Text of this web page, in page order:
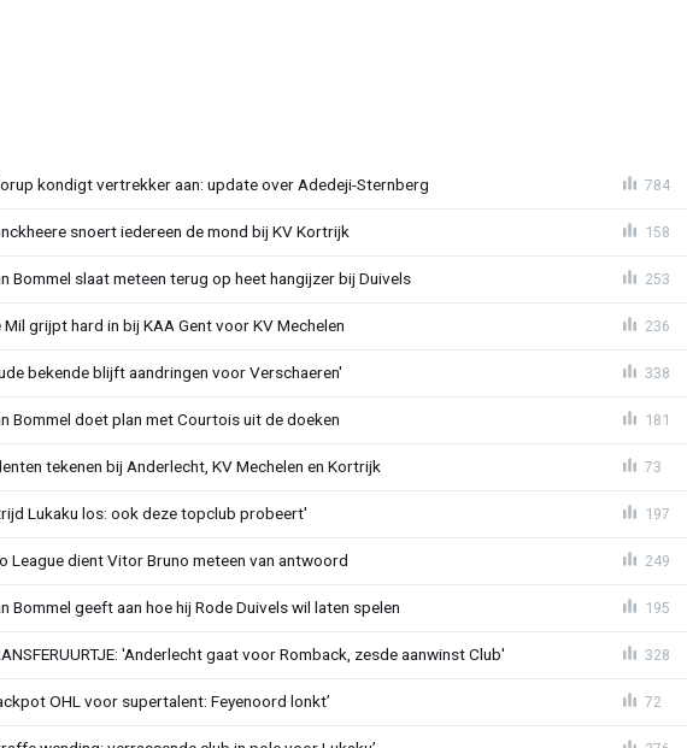
kondigt vertrekker aan: update over Adedeji-Sternberg 784
snoert iedereen de mond bij KV Kortrijk 158
Bommel slaat meteen terug op heet hangijzer bij Duivels 253
Mil grijpt hard in bij KAA Gent voor KV Mechelen 236
bekende blijft aandringen voor Verschaeren' 338
Bommel doet plan met Courtois uit de doeken 181
tekenen bij Anderlecht, KV Mechelen en Kortrijk 73
Lukaku los: ook deze topclub probeert' 197
League dient Vitor Bruno meteen van antwoord 249
Bommel geeft aan hoe hij Rode Duivels wil laten spelen 195
'Anderlecht gaat voor Romback, zesde aanwinst Club' 328
OHL voor supertalent: Feyenoord lonkt’ 72